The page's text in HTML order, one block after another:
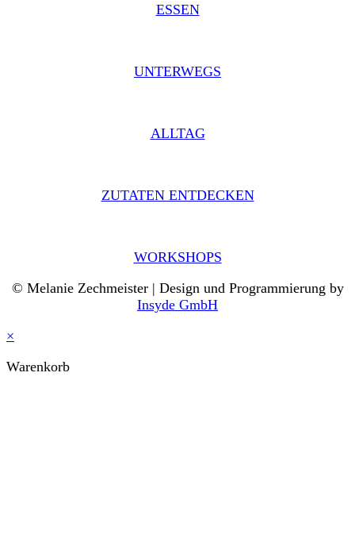
ESSEN
UNTERWEGS
ALLTAG
ZUTATEN ENTDECKEN
WORKSHOPS
© Melanie Zechmeister | Design und Programmierung by
Insyde GmbH
×
Warenkorb